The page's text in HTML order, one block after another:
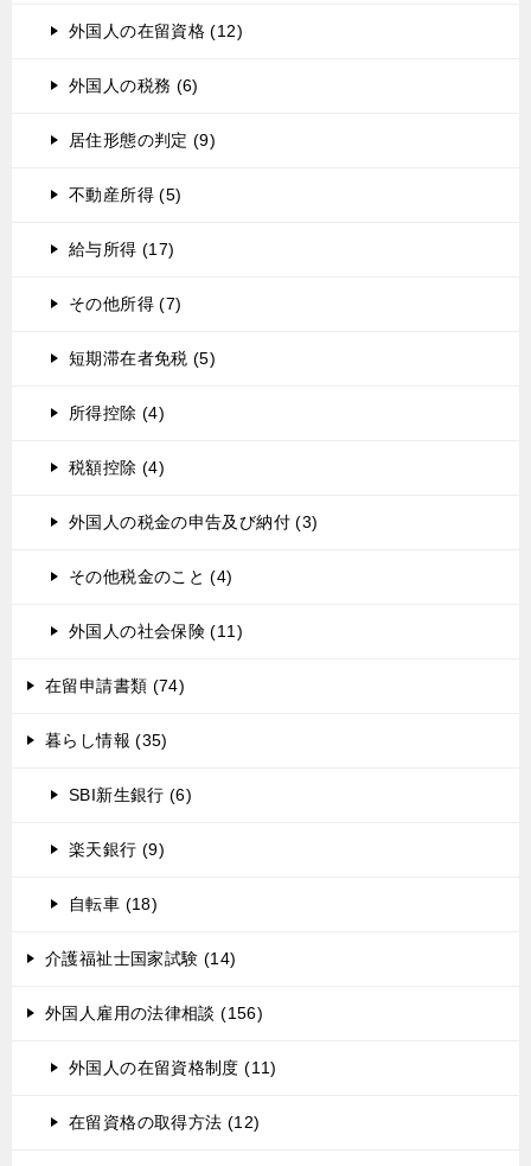
外国人の在留資格 (12)
外国人の税務 (6)
居住形態の判定 (9)
不動産所得 (5)
給与所得 (17)
その他所得 (7)
短期滞在者免税 (5)
所得控除 (4)
税額控除 (4)
外国人の税金の申告及び納付 (3)
その他税金のこと (4)
外国人の社会保険 (11)
在留申請書類 (74)
暮らし情報 (35)
SBI新生銀行 (6)
楽天銀行 (9)
自転車 (18)
介護福祉士国家試験 (14)
外国人雇用の法律相談 (156)
外国人の在留資格制度 (11)
在留資格の取得方法 (12)